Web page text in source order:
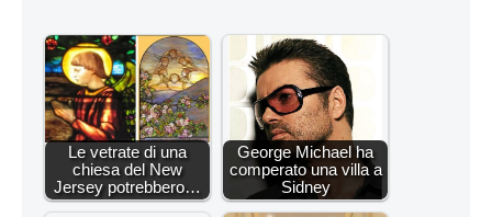
Le vetrate di una
chiesa del New
Jersey potrebbero…
George Michael ha
comperato una villa a
Sidney